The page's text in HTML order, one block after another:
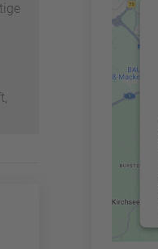
Service